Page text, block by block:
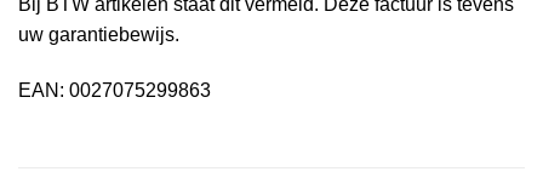
Bij BTW artikelen staat dit vermeld. Deze factuur is tevens
uw garantiebewijs.
EAN: 0027075299863